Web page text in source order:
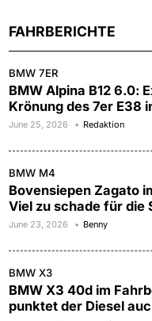
FAHRBERICHTE
BMW 7ER
BMW Alpina B12 6.0:
Krönung des 7er E38
June 25, 2026 Redaktion
BMW M4
Bovensiepen Zagato
Viel zu schade für die
June 23, 2026 Benny
BMW X3
BMW X3 40d im
punktet der Diesel